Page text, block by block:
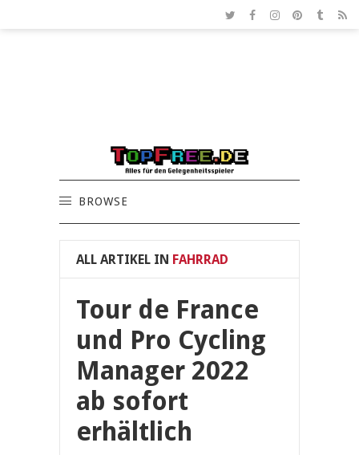
BROWSE
ALL ARTIKEL IN FAHRRAD
Tour de France
und Pro Cycling
Manager 2022
ab sofort
erhältlich